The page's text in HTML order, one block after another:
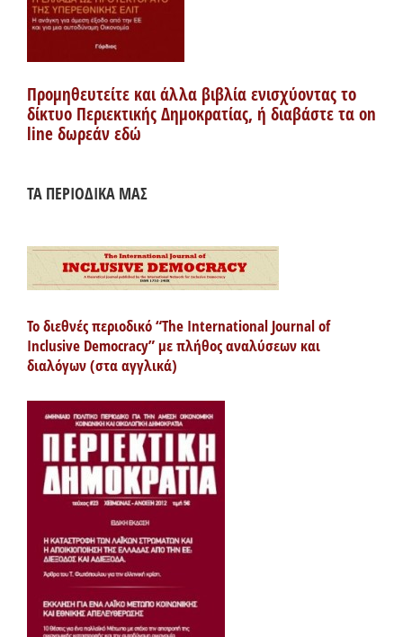
Προμηθευτείτε και άλλα βιβλία ενισχύοντας το
δίκτυο Περιεκτικής Δημοκρατίας, ή διαβάστε τα on
line δωρεάν εδώ
ΤΑ ΠΕΡΙΟΔΙΚΑ ΜΑΣ
Το διεθνές περιοδικό “The International Journal of
Inclusive Democracy” με πλήθος αναλύσεων και
διαλόγων (στα αγγλικά)